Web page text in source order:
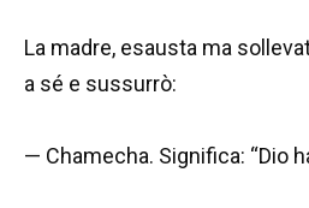
La madre, esausta ma
a sé e sussurrò:
— Chamecha. Significa: “Dio